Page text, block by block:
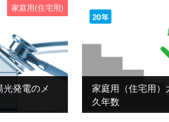
家庭用(住宅用)
光発電のメ
家庭用（住宅用）
久年数